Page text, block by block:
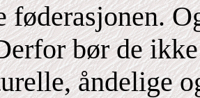
føderasjonen.
bør de
åndelige